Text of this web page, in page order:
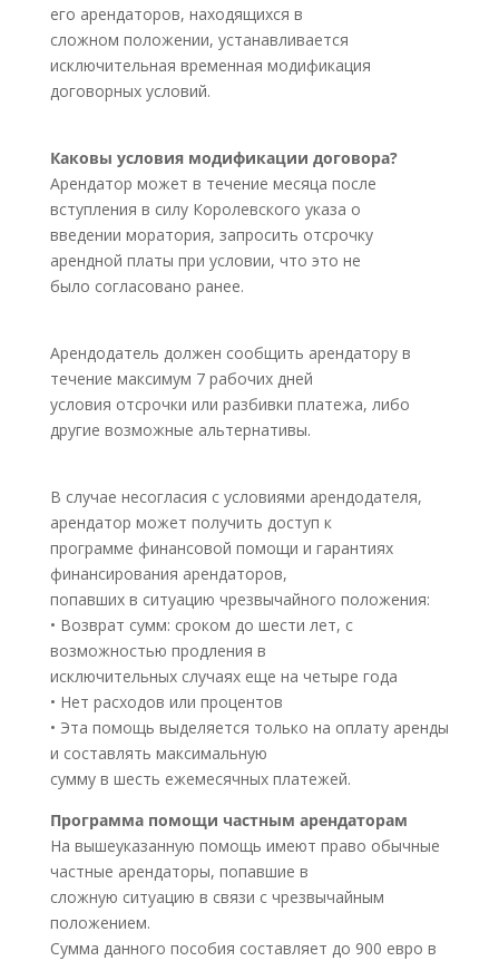
его арендаторов, находящихся в
сложном положении, устанавливается
исключительная временная модификация
договорных условий.
Каковы условия модификации договора?
Арендатор может в течение месяца после
вступления в силу Королевского указа о
введении моратория, запросить отсрочку
арендной платы при условии, что это не
было согласовано ранее.
Арендодатель должен сообщить арендатору в
течение максимум 7 рабочих дней
условия отсрочки или разбивки платежа, либо
другие возможные альтернативы.
В случае несогласия с условиями арендодателя,
арендатор может получить доступ к
программе финансовой помощи и гарантиях
финансирования арендаторов,
попавших в ситуацию чрезвычайного положения:
• Возврат сумм: сроком до шести лет, с
возможностью продления в
исключительных случаях еще на четыре года
• Нет расходов или процентов
• Эта помощь выделяется только на оплату аренды
и составлять максимальную
сумму в шесть ежемесячных платежей.
Программа помощи частным арендаторам
На вышеуказанную помощь имеют право обычные
частные арендаторы, попавшие в
сложную ситуацию в связи с чрезвычайным
положением.
Сумма данного пособия составляет до 900 евро в